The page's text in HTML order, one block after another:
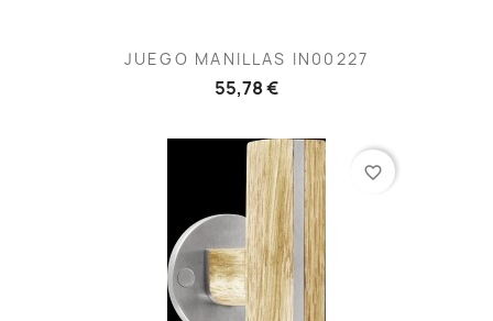
JUEGO MANILLAS IN00227
55,78 €
favorite_border